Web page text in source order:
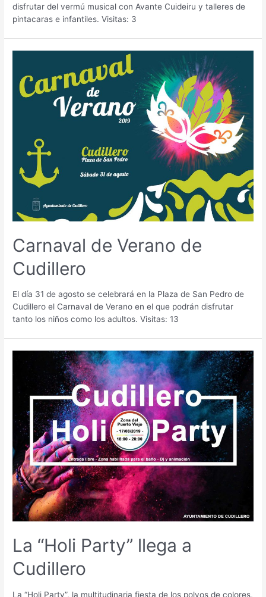
disfrutar del vermú musical con Avante Cuideiru y talleres de
pintacaras e infantiles. Visitas: 3
Carnaval de Verano de
Cudillero
El día 31 de agosto se celebrará en la Plaza de San Pedro de
Cudillero el Carnaval de Verano en el que podrán disfrutar
tanto los niños como los adultos. Visitas: 13
La “Holi Party” llega a
Cudillero
La “Holi Party”, la multitudinaria fiesta de los polvos de colores,